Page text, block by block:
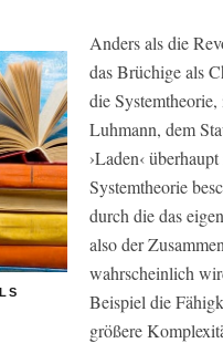
Anders als die
das Brüchige als
die Systemtheorie,
Luhmann, dem
›Laden‹
Systemtheorie
durch die das
also der
wahrscheinlich
Beispiel die
größere